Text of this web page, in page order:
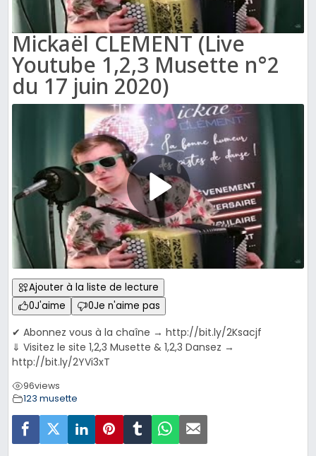
Mickaël CLEMENT (Live
Youtube 1,2,3 Musette n°2
du 17 juin 2020)
Ajouter à la liste de lecture
0J'aime 0Je n'aime pas
✔ Abonnez vous à la chaîne → http://bit.ly/2Ksacjf
⇓ Visitez le site 1,2,3 Musette & 1,2,3 Dansez →
http://bit.ly/2YVi3xT
96views
123 musette